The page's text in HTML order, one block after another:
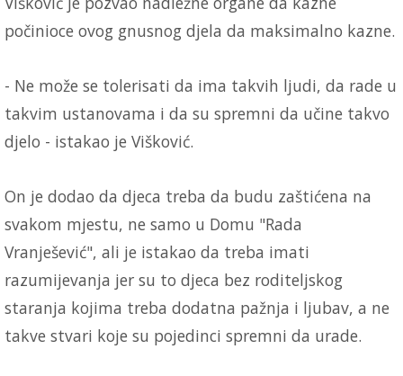
počinioce ovog gnusnog djela da maksimalno kazne.
- Ne može se tolerisati da ima takvih ljudi, da rade u
takvim ustanovama i da su spremni da učine takvo
djelo - istakao je Višković.
On je dodao da djeca treba da budu zaštićena na
svakom mjestu, ne samo u Domu "Rada
Vranješević", ali je istakao da treba imati
razumijevanja jer su to djeca bez roditeljskog
staranja kojima treba dodatna pažnja i ljubav, a ne
takve stvari koje su pojedinci spremni da urade.